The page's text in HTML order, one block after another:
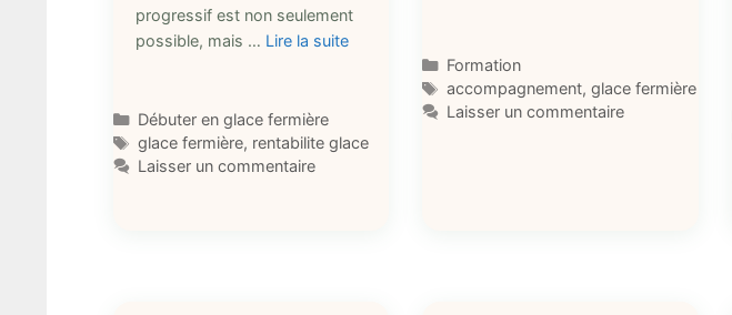
progressif est non seulement
possible, mais … Lire la suite
Catégories
Débuter en glace fermière
Étiquettes
glace fermière, rentabilite glace
Laisser un commentaire
Catégories
Formation
Étiquettes
accompagnement, glace fermière
Laisser un commentaire